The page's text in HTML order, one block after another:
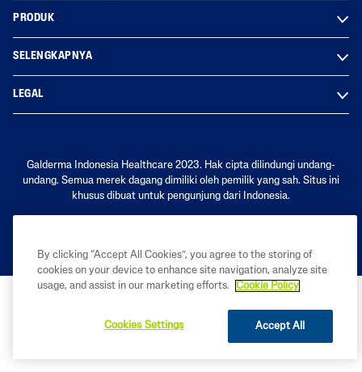
PRODUK
SELENGKAPNYA
LEGAL
Galderma Indonesia Healthcare 2023. Hak cipta dilindungi undang-
undang. Semua merek dagang dimiliki oleh pemilik yang sah. Situs ini
khusus dibuat untuk pengunjung dari Indonesia.
By clicking “Accept All Cookies”, you agree to the storing of
cookies on your device to enhance site navigation, analyze site
usage, and assist in our marketing efforts.
Cookie Policy
Accept All
Cookies Settings